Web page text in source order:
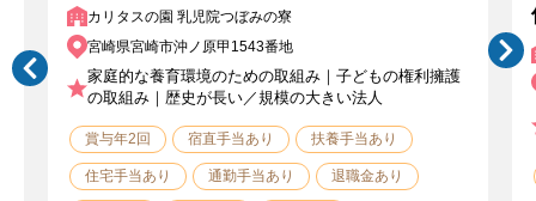
カリタスの園 乳児院つぼみの寮
宮崎県宮崎市沖ノ原甲1543番地
家庭的な養育環境のための取組み｜子どもの権利擁護
の取組み｜歴史が長い／規模の大きい法人
賞与年2回 宿直手当あり 扶養手当あり
住宅手当あり 通勤手当あり 退職金あり